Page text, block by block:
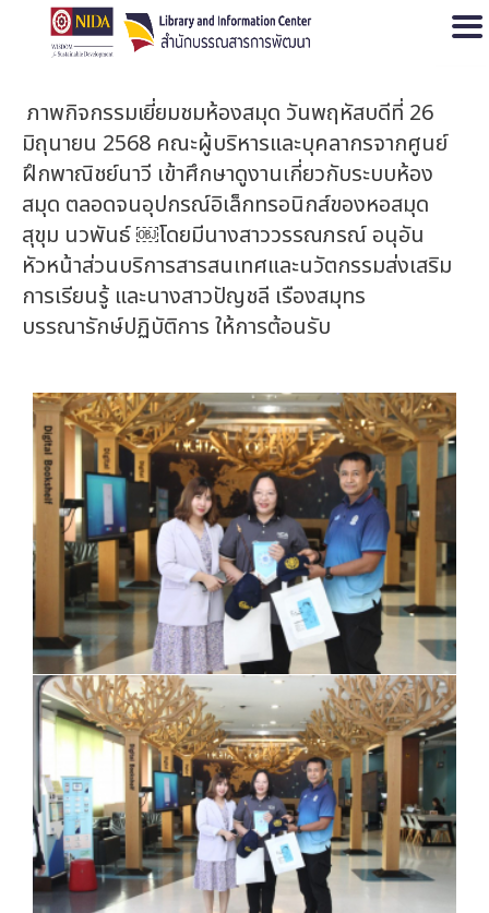
ภาพกิจกรรมเยี่ยมชมห้องสมุด วันพฤหัสบดีที่ 26
มิถุนายน 2568 คณะผู้บริหารและบุคลากรจากศูนย์
ฝึกพาณิชย์นาวี เข้าศึกษาดูงานเกี่ยวกับระบบห้อง
สมุด ตลอดจนอุปกรณ์อิเล็กทรอนิกส์ของหอสมุด
สุขุม นวพันธ์ ￼โดยมีนางสาววรรณภรณ์ อนุอัน
หัวหน้าส่วนบริการสารสนเทศและนวัตกรรมส่งเสริม
การเรียนรู้ และนางสาวปัญชลี เรืองสมุทร
บรรณารักษ์ปฏิบัติการ ให้การต้อนรับ